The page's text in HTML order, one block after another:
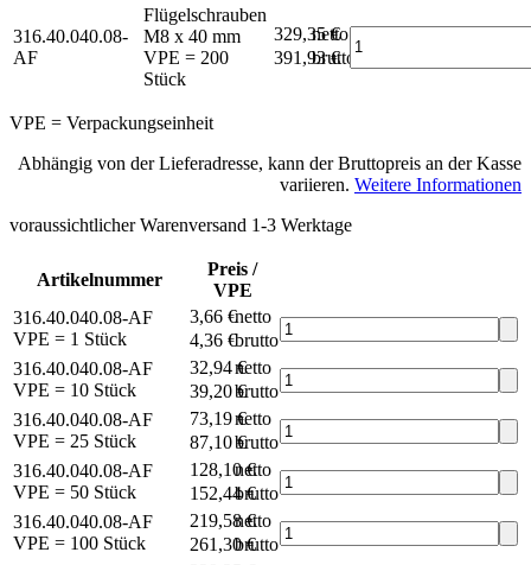
316.40.040.08-
AF
Flügelschrauben
M8 x 40 mm
VPE = 200
Stück
329,35 €
netto
391,93 €
brutto*
VPE = Verpackungseinheit
Abhängig von der Lieferadresse, kann der Bruttopreis an der Kasse
variieren. Weitere Informationen
voraussichtlicher Warenversand 1-3 Werktage
Artikelnummer
Preis /
VPE
316.40.040.08-AF
VPE = 1 Stück
3,66 €netto
4,36 €brutto*
316.40.040.08-AF
VPE = 10 Stück
32,94 €netto
39,20 €brutto*
316.40.040.08-AF
VPE = 25 Stück
73,19 €netto
87,10 €brutto*
316.40.040.08-AF
VPE = 50 Stück
128,10 €
netto
152,44 €brutto*
316.40.040.08-AF
VPE = 100 Stück
219,58 €
netto
261,30 €brutto*